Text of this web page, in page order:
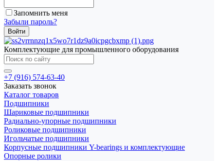
Запомнить меня
Забыли пароль?
Комплектующие для промышленного оборудования
+7 (916) 574-63-40
Заказать звонок
Каталог товаров
Подшипники
Шариковые подшипники
Радиально-упорные подшипники
Роликовые подшипники
Игольчатые подшипники
Корпусные подшипники Y-bearings и комплектующие
Опорные ролики